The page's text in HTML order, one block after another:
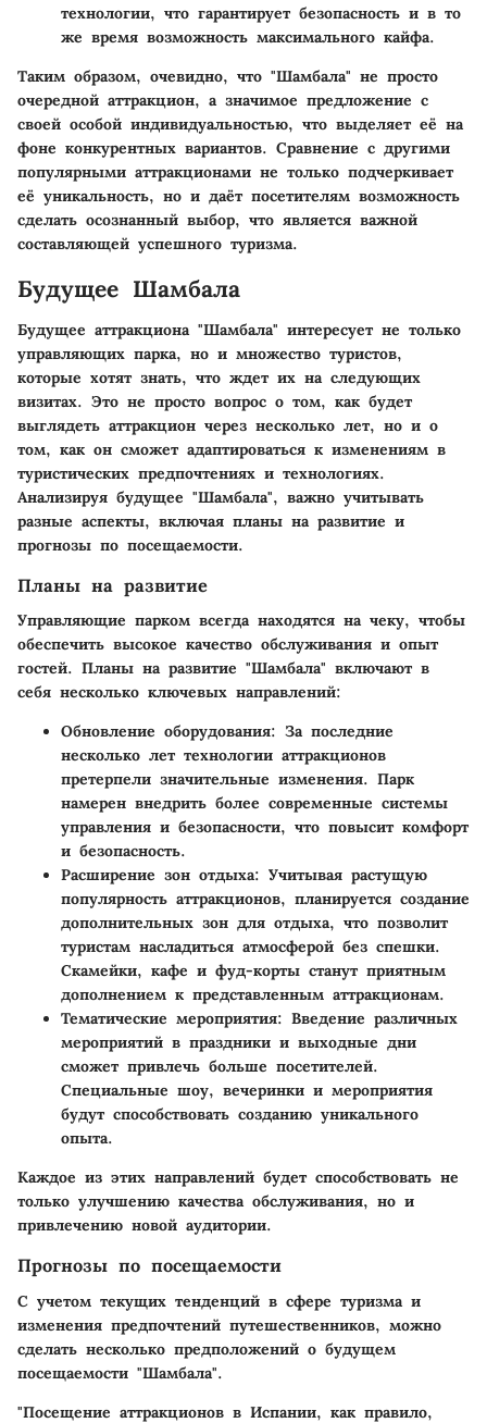
технологии, что гарантирует безопасность и в то
же время возможность максимального кайфа.
Таким образом, очевидно, что "Шамбала" не просто
очередной аттракцион, а значимое предложение с
своей особой индивидуальностью, что выделяет её на
фоне конкурентных вариантов. Сравнение с другими
популярными аттракционами не только подчеркивает
её уникальность, но и даёт посетителям возможность
сделать осознанный выбор, что является важной
составляющей успешного туризма.
Будущее Шамбала
Будущее аттракциона "Шамбала" интересует не только
управляющих парка, но и множество туристов,
которые хотят знать, что ждет их на следующих
визитах. Это не просто вопрос о том, как будет
выглядеть аттракцион через несколько лет, но и о
том, как он сможет адаптироваться к изменениям в
туристических предпочтениях и технологиях.
Анализируя будущее "Шамбала", важно учитывать
разные аспекты, включая планы на развитие и
прогнозы по посещаемости.
Планы на развитие
Управляющие парком всегда находятся на чеку, чтобы
обеспечить высокое качество обслуживания и опыт
гостей. Планы на развитие "Шамбала" включают в
себя несколько ключевых направлений:
Обновление оборудования: За последние
несколько лет технологии аттракционов
претерпели значительные изменения. Парк
намерен внедрить более современные системы
управления и безопасности, что повысит комфорт
и безопасность.
Расширение зон отдыха: Учитывая растущую
популярность аттракционов, планируется создание
дополнительных зон для отдыха, что позволит
туристам насладиться атмосферой без спешки.
Скамейки, кафе и фуд-корты станут приятным
дополнением к представленным аттракционам.
Тематические мероприятия: Введение различных
мероприятий в праздники и выходные дни
сможет привлечь больше посетителей.
Специальные шоу, вечеринки и мероприятия
будут способствовать созданию уникального
опыта.
Каждое из этих направлений будет способствовать не
только улучшению качества обслуживания, но и
привлечению новой аудитории.
Прогнозы по посещаемости
С учетом текущих тенденций в сфере туризма и
изменения предпочтений путешественников, можно
сделать несколько предположений о будущем
посещаемости "Шамбала".
"Посещение аттракционов в Испании, как правило,